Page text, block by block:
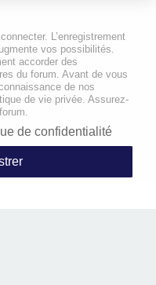
L’enregistrement
vos possibilités.
accorder des
du forum. Avant de vous
de nos
de vie privée. Assurez-
de confidentialité